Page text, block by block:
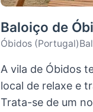
Baloiço de
Óbidos (Portugal)
A vila de Óbidos
local de relaxe e
Trata-se de um